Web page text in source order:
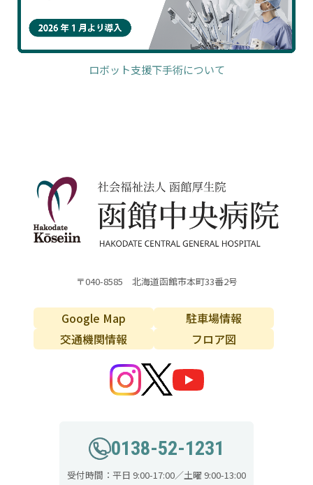
ロボット支援下手術について
〒040-8585 北海道函館市本町33番2号
Google Map
駐車場情報
交通機関情報
フロア図
0138-52-1231
受付時間：平日 9:00-17:00／土曜 9:00-13:00